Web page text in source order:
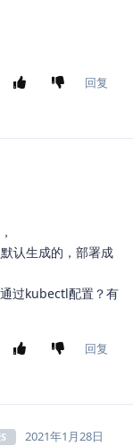
回复
认生成的，部署成
过kubectl配置？有
回复
2021年1月28日